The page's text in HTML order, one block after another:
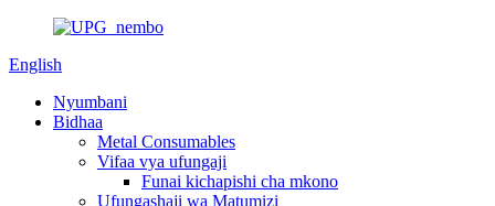
English
Nyumbani
Bidhaa
Metal Consumables
Vifaa vya ufungaji
Funai kichapishi cha mkono
Ufungashaji wa Matumizi